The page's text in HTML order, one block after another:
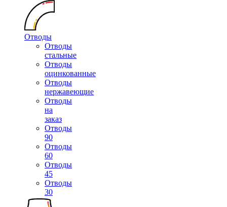
Отводы
Отводы
стальные
Отводы
оцинкованные
Отводы
нержавеющие
Отводы
на
заказ
Отводы
90
Отводы
60
Отводы
45
Отводы
30